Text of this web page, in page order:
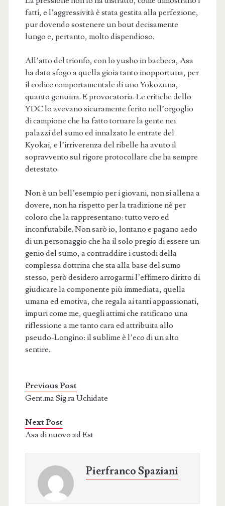
fatti, e l’aggressività è stata gestita alla perfezione,
pur dovendo sostenere un bout decisamente
lungo e, pertanto, molto dispendioso.
All’atto del trionfo, con lo yusho in bacheca, Asa
ha dato sfogo a quella gioia tanto inopportuna, per
il codice comportamentale di uno Yokozuna,
quanto genuina. E provocatoria. Le critiche dello
YDC lo avevano sicuramente ferito nell’orgoglio
di campione che ha fatto tornare la gente nei
palazzi del sumo ed innalzato le entrate del
Kyokai, e l’irriverenza del ribelle ha avuto il
sopravvento sul rigore protocollare che ha sempre
detestato.
Non è un bell’esempio per i giovani, non si allena a
dovere, non ha rispetto per la tradizione nè per
coloro che la rappresentano: tutto vero ed
inconfutabile. Non sarò io, lontano e pagano aedo
di un personaggio che ha il solo pregio di essere un
genio del sumo, a contraddire i custodi della
complessa dottrina che sta alla base del sumo
stesso, però desidero arrogarmi l’effimero diritto di
giudicare la componente più immediata, quella
umana ed emotiva, che regala ai tanti appassionati,
impuri come me, quegli attimi che ratificano una
riflessione a me tanto cara ed attribuita allo
pseudo-Longino: il sublime è l’eco di un alto
sentire.
Previous Post
Gent.ma Sig.ra Uchidate
Next Post
Asa di nuovo ad Est
Pierfranco Spaziani